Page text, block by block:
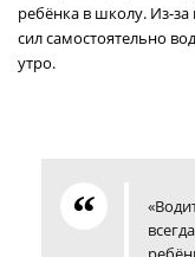
ребёнка в школу. Из-
сил самостоятельно
утро.